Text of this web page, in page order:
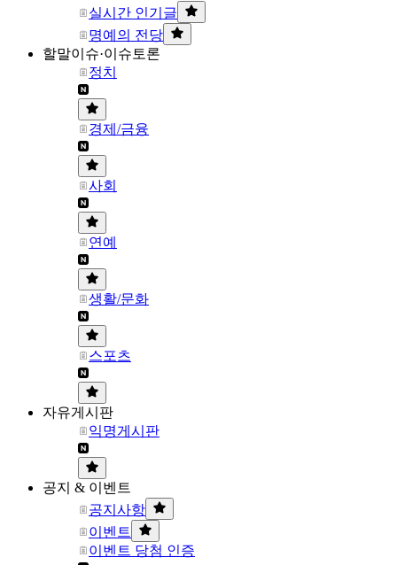
실시간 인기글
명예의 전당
할말이슈·이슈토론
정치
경제/금융
사회
연예
생활/문화
스포츠
자유게시판
익명게시판
공지 & 이벤트
공지사항
이벤트
이벤트 당첨 인증